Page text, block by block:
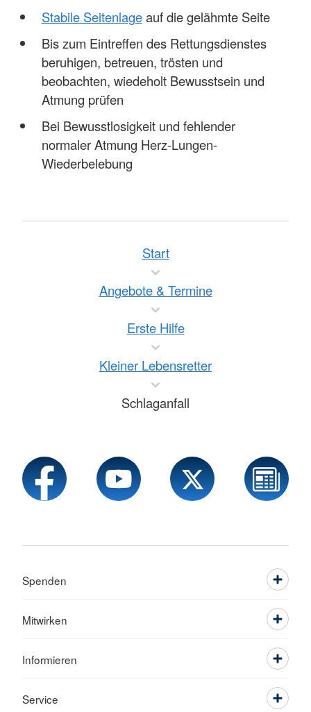
Stabile Seitenlageauf die gelähmte Seite
Bis zum Eintreffen des Rettungsdienstes
beruhigen, betreuen, trösten und
beobachten, wiedeholt Bewusstsein und
Atmung prüfen
Bei Bewusstlosigkeit und fehlender
normaler Atmung Herz-Lungen-
Wiederbelebung
Start
Angebote & Termine
Erste Hilfe
Kleiner Lebensretter
Schlaganfall
Spenden
Mitwirken
Informieren
Service